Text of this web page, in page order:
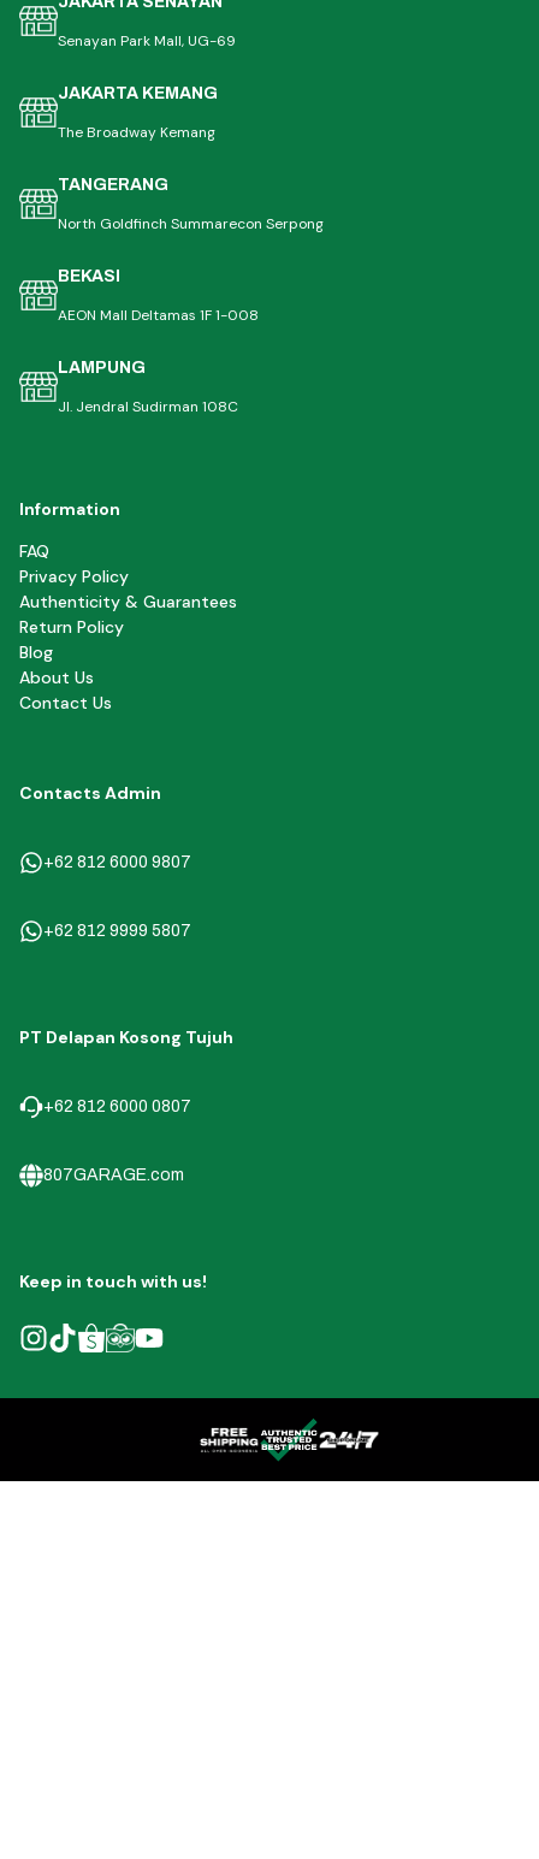
Senayan Park Mall, UG-69
JAKARTA KEMANG
The Broadway Kemang
TANGERANG
North Goldfinch Summarecon Serpong
BEKASI
AEON Mall Deltamas 1F 1-008
LAMPUNG
Jl. Jendral Sudirman 108C
Information
FAQ
Privacy Policy
Authenticity & Guarantees
Return Policy
Blog
About Us
Contact Us
Contacts Admin
+62 812 6000 9807
+62 812 9999 5807
PT Delapan Kosong Tujuh
+62 812 6000 0807
807GARAGE.com
Keep in touch with us!